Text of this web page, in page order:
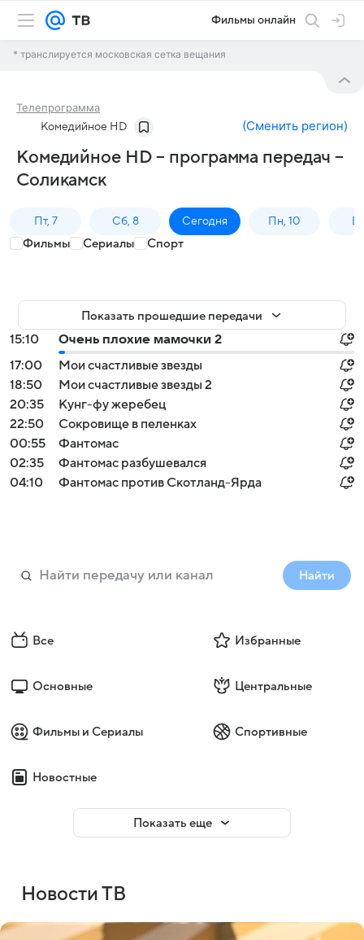
Фильмы онлайн
* транслируется московская сетка вещания
Телепрограмма
Комедийное HD (Сменить регион)
Комедийное HD – программа передач –
Соликамск
Пт, 7 Сб, 8 Сегодня Пн, 10
Фильмы Сериалы Спорт
Показать прошедшие передачи
15:10
Очень плохие мамочки 2
17:00
Мои счастливые звезды
18:50
Мои счастливые звезды 2
20:35
Кунг-фу жеребец
22:50
Сокровище в пеленках
00:55
Фантомас
02:35
Фантомас разбушевался
04:10
Фантомас против Скотланд-Ярда
Найти
Все Избранные
Основные Центральные
Фильмы и Сериалы Спортивные
Новостные
Показать еще
Новости ТВ